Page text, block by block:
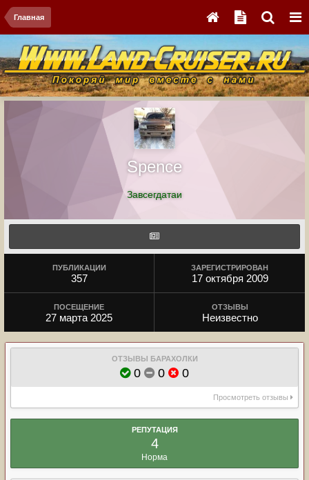
Главная
Spence
Завсегдатаи
ПУБЛИКАЦИИ
357
ЗАРЕГИСТРИРОВАН
17 октября 2009
ПОСЕЩЕНИЕ
27 марта 2025
ОТЗЫВЫ
Неизвестно
ОТЗЫВЫ БАРАХОЛКИ
0 0 0
Просмотреть отзывы
РЕПУТАЦИЯ
4
Норма